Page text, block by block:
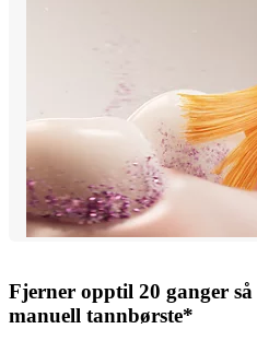
Fjerner opptil 20 ganger
manuell tannbørste*